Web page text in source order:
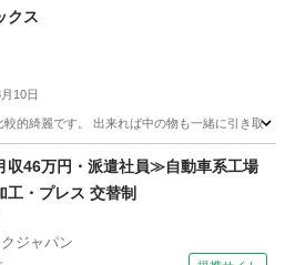
クス
10日
的綺麗です。 出来れば中の物も一緒に引き取っ
その他46万円・派遣社員≫自動車系工場
工・プレス 交替制
ジャパン